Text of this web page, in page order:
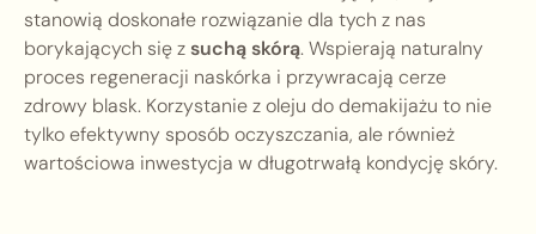
stanowią doskonałe rozwiązanie dla tych z nas
borykających się zsuchą skórą. Wspierają naturalny
proces regeneracji naskórka i przywracają cerze
zdrowy blask. Korzystanie z oleju do demakijażu to nie
tylko efektywny sposób oczyszczania, ale również
wartościowa inwestycja w długotrwałą kondycję skóry.